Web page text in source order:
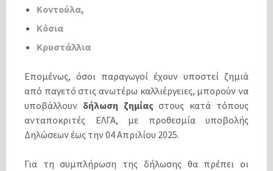
Κοντούλα,
Κόσια
Κρυστάλλια
Επομένως, όσοι παραγωγοί έχουν υποστεί ζημιά
από παγετό στις ανωτέρω καλλιέργειες, μπορούν να
υποβάλλουν δήλωση ζημίας στους κατά τόπους
ανταποκριτές ΕΛΓΑ, με προθεσμία υποβολής
Δηλώσεων έως την 04 Απριλίου 2025.
Για τη συμπλήρωση της δήλωσης θα πρέπει οι